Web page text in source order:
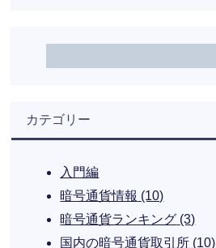
カテゴリー
入門編
暗号通貨情報 (10)
暗号通貨ランキング (3)
国内の暗号通貨取引所 (10)